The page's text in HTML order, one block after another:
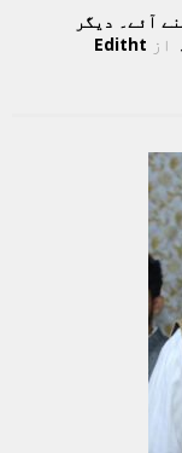
آئے۔ دیگر
از Editht